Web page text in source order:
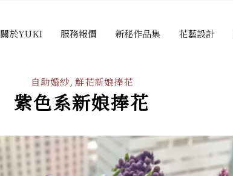
關於YUKI 服務報價 新秘作品集 花藝設計
自助婚紗, 鮮花新娘捧花
紫色系新娘捧花